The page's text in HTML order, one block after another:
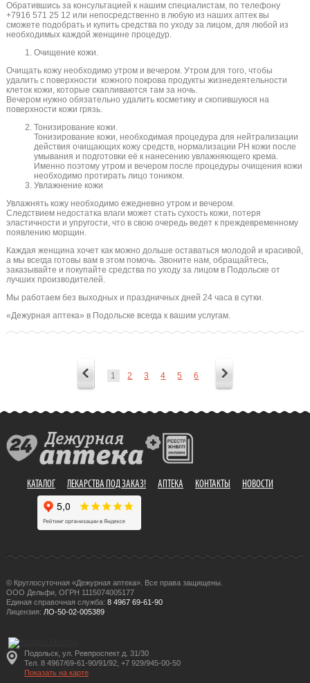
Обратившись за консультацией к нашим специалистам, по телефону
+7916 571 25 12 или непосредственно в любую из наших аптек вы
сможете подобрать и купить средства по уходу за лицом, для любой из
необходимых каждой женщине процедур.
Очищение кожи.
Очищать кожу необходимо утром и вечером. Утром для того, чтобы
удалить с поверхности кожного покрова продукты жизнедеятельности
клеток кожи, которые скапливаются там за ночь.
Вечером нужно обязательно удалить косметику и скопившуюся на
поверхности кожи грязь.
Тонизирование кожи.
Тонизирование кожи, необходимая процедура для нейтрализации
действия очищающих кожу средств, нормализации PH кожи после
умывания и подготовки её к нанесению увлажняющего крема.
Именно поэтому утром и вечером после процедуры очищения кожи
необходимо протирать лицо тоником.
Увлажнение кожи
Увлажнять кожу необходимо ежедневно утром и вечером.
Следствием недостатка влаги может стать сухость кожи, потеря
эластичности и упругости, что в свою очередь ведет к преждевременному
появлению морщин.
Каждая женщина хочет как можно дольше оставаться молодой и красивой,
а мы всегда готовы вам в этом помочь. Звоните нам, обращайтесь,
заказывайте и покупайте средства по уходу за лицом в Подольске от
лучших производителей.
Мы работаем без выходных и праздничных дней 24 часа в сутки.
«Дежурная аптека» в Подольске всегда к вашим услугам.
1 2 3 4 5 6
КАТАЛОГ ЛЕКАРСТВА ПОД ЗАКАЗ! АПТЕКА КОНТАКТЫ НОВОСТИ
© Круглосуточная «Дежурная аптека». Все права защищены.
ООО Дельфи, ОГРН 1115074005177
Единая справочная служба: 8 4967 69-61-90
Лицензия: ЛО-50-02-005389
Подольск, ул. Ревпроспект д. 31/30
Тел. 8 4967/69-61-90/91/92, +7 929/945-00-50
Показать на карте